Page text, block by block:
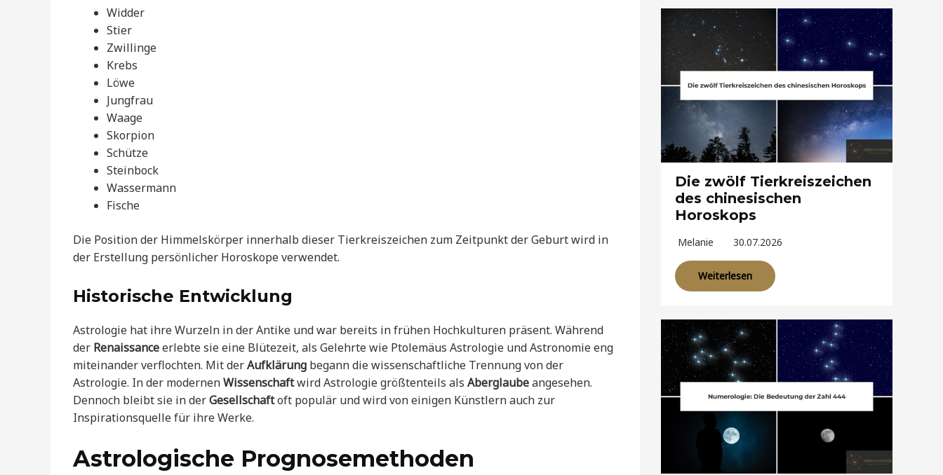
Widder
Stier
Zwillinge
Krebs
Löwe
Jungfrau
Waage
Skorpion
Schütze
Steinbock
Wassermann
Fische
Die Position der Himmelskörper innerhalb dieser Tierkreiszeichen zum Zeitpunkt der Geburt wird in
der Erstellung persönlicher Horoskope verwendet.
Historische Entwicklung
Astrologie hat ihre Wurzeln in der Antike und war bereits in frühen Hochkulturen präsent. Während
der Renaissanceerlebte sie eine Blütezeit, als Gelehrte wie Ptolemäus Astrologie und Astronomie eng
miteinander verflochten. Mit derAufklärung begann die wissenschaftliche Trennung von der
Astrologie. In der modernenWissenschaftwird Astrologie größtenteils als Aberglaubeangesehen.
Dennoch bleibt sie in derGesellschaftoft populär und wird von einigen Künstlern auch zur
Inspirationsquelle für ihre Werke.
Astrologische Prognosemethoden
Die zwölf Tierkreiszeichen
des chinesischen
Horoskops
Melanie 30.07.2026
Weiterlesen